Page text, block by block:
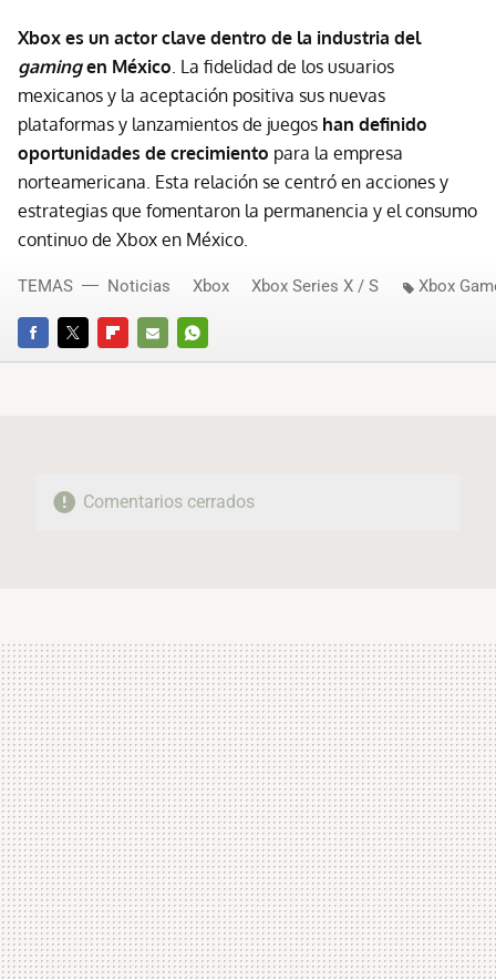
Xbox es un actor clave dentro de la industria del
gamingen México. La fidelidad de los usuarios
mexicanos y la aceptación positiva sus nuevas
plataformas y lanzamientos de juegos han definido
oportunidades de crecimiento para la empresa
norteamericana. Esta relación se centró en acciones y
estrategias que fomentaron la permanencia y el consumo
continuo de Xbox en México.
FACEBOOKTWITTERFLIPBOARD
E-
WHATSAPP
TEMAS Noticias Xbox Xbox Series X / S Xbox
Comentarios cerrados